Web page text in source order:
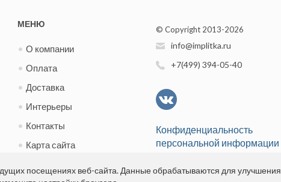
МЕНЮ
О компании
Оплата
Доставка
Интерьеры
Контакты
Карта сайта
© Copyright 2013-2026
info@implitka.ru
+7(499) 394-05-40
Конфиденциальность
персональной информации
посещениях веб-сайта. Данные обрабатываются для улучшения